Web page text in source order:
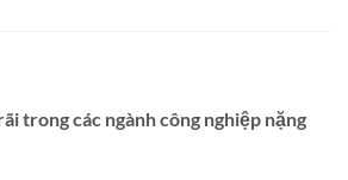
trong các ngành công nghiệp nặng